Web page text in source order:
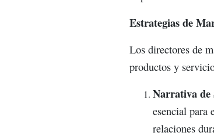
Estrategias de
Los directores de
productos y
Narrativa de
esencial para
relaciones